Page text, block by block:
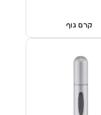
קרם גוף